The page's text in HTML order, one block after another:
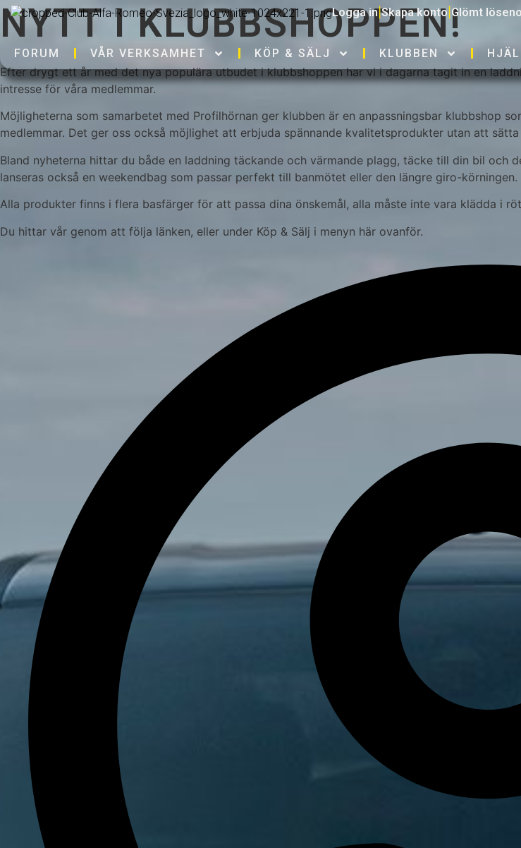
Logga in|Skapa konto Glömt
FORUM VÅR VERKSAMHET KÖP & SÄLJ KLUBBEN
NYTT I KLUBBSHOPPEN!
Efter drygt ett år med det nya populära utbudet i klubbshoppen har vi i dagarna tagit in en
intresse för våra medlemmar.
Möjligheterna som samarbetet med Profilhörnan ger klubben är en anpassningsbar klubbshop
medlemmar. Det ger oss också möjlighet att erbjuda spännande kvalitetsprodukter utan att
Bland nyheterna hittar du både en laddning täckande och värmande plagg, täcke till din bil och
lanseras också en weekendbag som passar perfekt till banmötet eller den längre giro-körningen.
Alla produkter finns i flera basfärger för att passa dina önskemål, alla måste inte vara klädda i
Du hittar vår genom att följa länken, eller under Köp & Sälj i menyn här ovanför.